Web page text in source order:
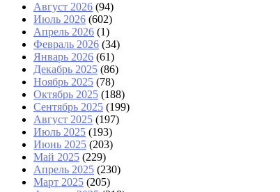
Август 2026 (94)
Июль 2026 (602)
Апрель 2026 (1)
Февраль 2026 (34)
Январь 2026 (61)
Декабрь 2025 (86)
Ноябрь 2025 (78)
Октябрь 2025 (188)
Сентябрь 2025 (199)
Август 2025 (197)
Июль 2025 (193)
Июнь 2025 (203)
Май 2025 (229)
Апрель 2025 (230)
Март 2025 (205)